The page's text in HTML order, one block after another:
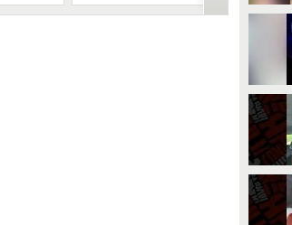
sono stata bene, costretta
altri. A volte è già dentro di noi".